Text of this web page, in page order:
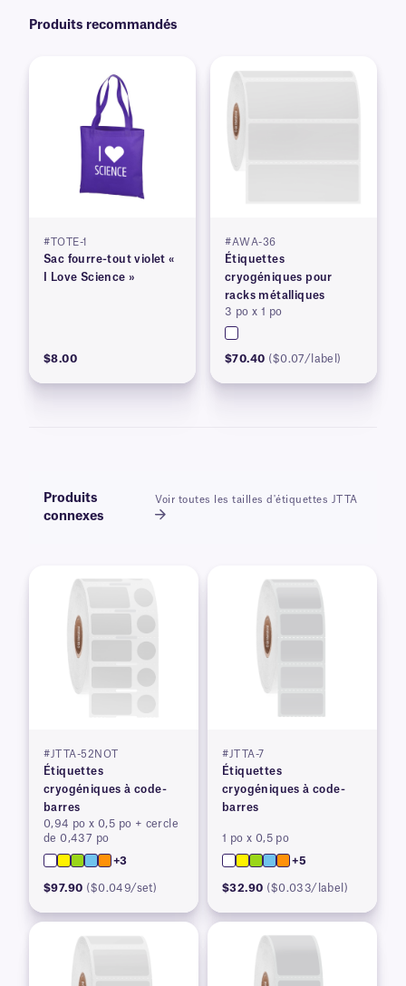
Produits recommandés
#TOTE-1
Sac fourre-tout violet «
I Love Science »
$8.00
#AWA-36
Étiquettes
cryogéniques pour
racks métalliques
3 po x 1 po
$70.40 ($0.07/label)
Produits
connexes
Voir toutes les tailles d'étiquettes JTTA
#JTTA-52NOT
Étiquettes
cryogéniques à code-
barres
0,94 po x 0,5 po + cercle
de 0,437 po
+3
$97.90 ($0.049/set)
#JTTA-7
Étiquettes
cryogéniques à code-
barres
1 po x 0,5 po
+5
$32.90 ($0.033/label)